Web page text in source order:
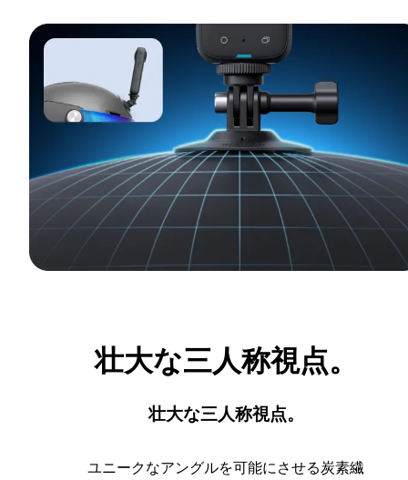
壮大な三人称視点。
壮大な三人称視点。
ユニークなアングルを可能にさせる炭素繊